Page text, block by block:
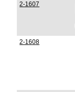
2-1607
2-1608